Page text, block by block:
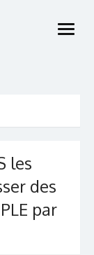
open
les
des
par